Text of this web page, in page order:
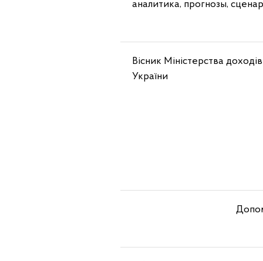
аналитика, прогнозы,
Вісник Міністерства доходів
України